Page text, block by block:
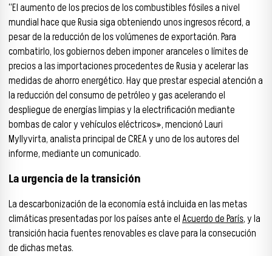
“El aumento de los precios de los combustibles fósiles a nivel
mundial hace que Rusia siga obteniendo unos ingresos récord, a
pesar de la reducción de los volúmenes de exportación. Para
combatirlo, los gobiernos deben imponer aranceles o límites de
precios a las importaciones procedentes de Rusia y acelerar las
medidas de ahorro energético. Hay que prestar especial atención a
la reducción del consumo de petróleo y gas acelerando el
despliegue de energías limpias y la electrificación mediante
bombas de calor y vehículos eléctricos», mencionó Lauri
Myllyvirta, analista principal de CREA y uno de los autores del
informe, mediante un comunicado.
La urgencia de la transición
La descarbonización de la economía está incluida en las metas
climáticas presentadas por los países ante elAcuerdo de París, y la
transición hacia fuentes renovables es clave para la consecución
de dichas metas.